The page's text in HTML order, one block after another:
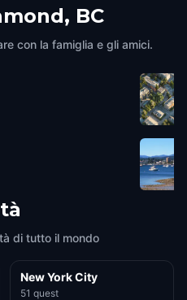
BC
con la famiglia e gli amici.
di tutto il mondo
New York City
51 quest